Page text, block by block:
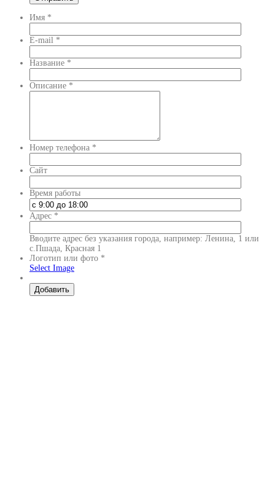
Имя *
E-mail *
Название *
Описание *
Номер телефона *
Сайт
Время работы
Адрес *
Вводите адрес без указания города, например: Ленина, 1 или
с.Пшада, Красная 1
Логотип или фото *
Select Image